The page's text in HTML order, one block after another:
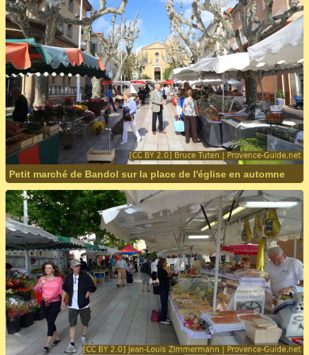
Petit marché de Bandol sur la place de l'église en automne